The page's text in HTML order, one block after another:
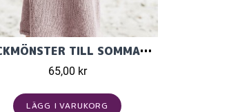
STICKMÖNSTER TILL SOMMARKLÄNNING I TYNN LINE, INGÅR I MÖNSTERKATALOG 1705
65,00 kr
LÄGG I VARUKORG